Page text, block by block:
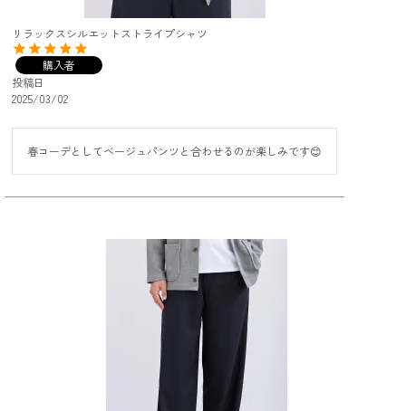
リラックスシルエットストライプシャツ
購入者
投稿日
2025/03/02
春コーデとしてベージュパンツと合わせるのが楽しみです😊